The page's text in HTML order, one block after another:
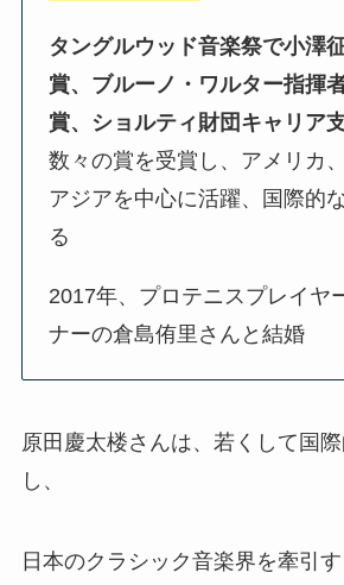
タングルウッド音楽祭で小澤
賞、ブルーノ・ワルター指揮
賞、ショルティ財団キャリア
数々の賞を受賞し、アメリカ
アジアを中心に活躍、国際的
る
2017年、プロテニスプレイヤ
ナーの倉島侑里さんと結婚
原田慶太楼さんは、若くして国
し、
日本のクラシック音楽界を牽引